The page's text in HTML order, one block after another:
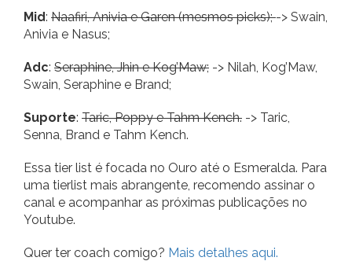
Mid: Naafiri, Anivia e Garen (mesmos picks);-> Swain,
Anivia e Nasus;
Adc: Seraphine, Jhin e Kog’Maw; -> Nilah, Kog’Maw,
Swain, Seraphine e Brand;
Suporte: Taric, Poppy e Tahm Kench. -> Taric,
Senna, Brand e Tahm Kench.
Essa tier list é focada no Ouro até o Esmeralda. Para
uma tierlist mais abrangente, recomendo assinar o
canal e acompanhar as próximas publicações no
Youtube.
Quer ter coach comigo? Mais detalhes aqui.